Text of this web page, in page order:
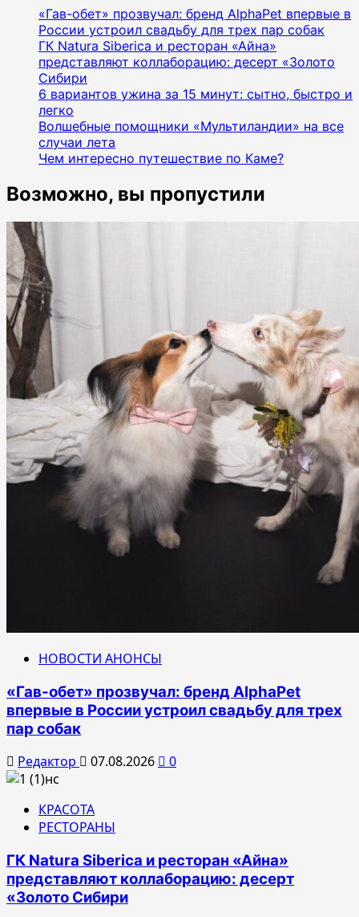
«Гав-обет» прозвучал: бренд AlphaPet впервые в
России устроил свадьбу для трех пар собак
ГК Natura Siberica и ресторан «Айна»
представляют коллаборацию: десерт «Золото
Сибири
6 вариантов ужина за 15 минут: сытно, быстро и
легко
Волшебные помощники «Мультиландии» на все
случаи лета
Чем интересно путешествие по Каме?
Возможно, вы пропустили
НОВОСТИ АНОНСЫ
«Гав-обет» прозвучал: бренд AlphaPet
впервые в России устроил свадьбу для трех
пар собак
Редактор 07.08.2026 0
КРАСОТА
РЕСТОРАНЫ
ГК Natura Siberica и ресторан «Айна»
представляют коллаборацию: десерт
«Золото Сибири